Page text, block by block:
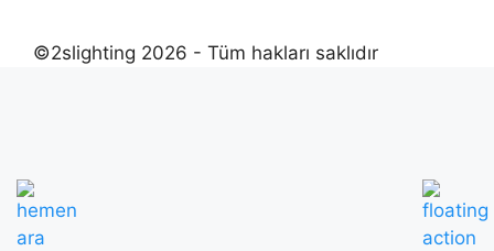
©2slighting 2026 - Tüm hakları saklıdır